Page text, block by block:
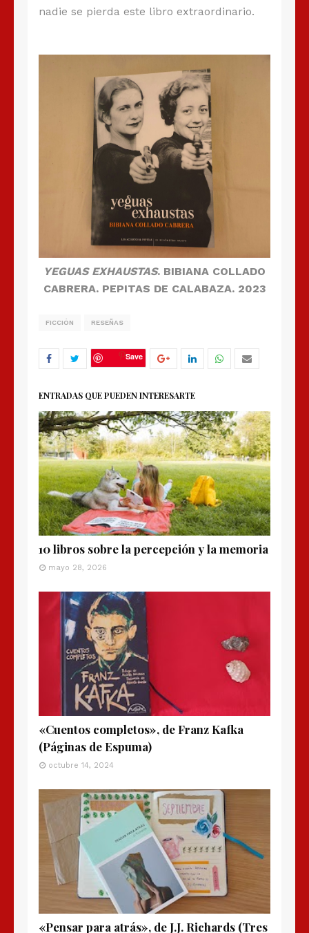
nadie se pierda este libro extraordinario.
YEGUAS EXHAUSTAS. BIBIANA COLLADO
CABRERA. PEPITAS DE CALABAZA. 2023
FICCIÓN RESEÑAS
Save
ENTRADAS QUE PUEDEN INTERESARTE
10 libros sobre la percepción y la memoria
mayo 28, 2026
«Cuentos completos», de Franz Kafka
(Páginas de Espuma)
octubre 14, 2024
«Pensar para atrás», de J.J. Richards (Tres